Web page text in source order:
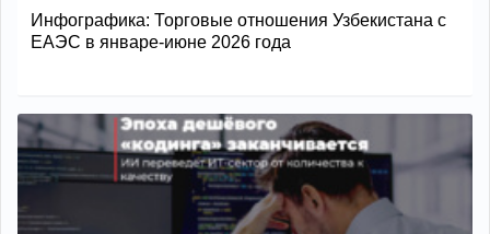
Инфографика: Торговые отношения Узбекистана с
ЕАЭС в январе-июне 2026 года